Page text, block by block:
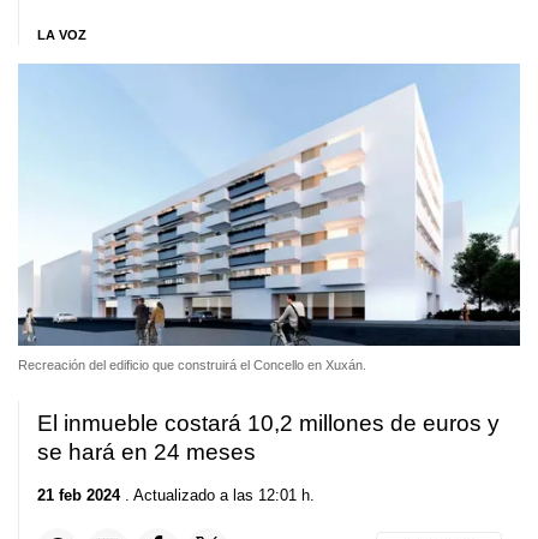
LA VOZ
Recreación del edificio que construirá el Concello en Xuxán.
El inmueble costará 10,2 millones de euros y
se hará en 24 meses
21 feb 2024. Actualizado a las 12:01 h.